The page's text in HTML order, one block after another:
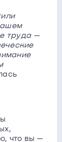
труда —
что вы —